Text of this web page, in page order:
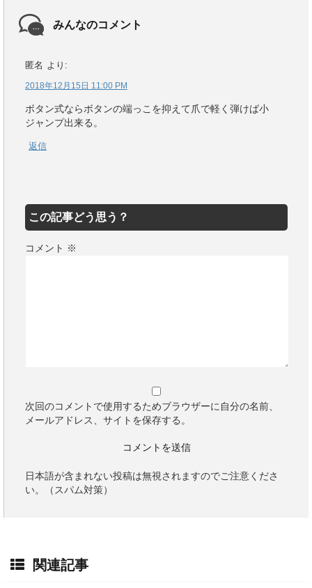
みんなのコメント
匿名 より:
2018年12月15日 11:00 PM
ボタン式ならボタンの端っこを抑えて爪で軽く弾けば小
ジャンプ出来る。
返信
この記事どう思う？
コメント ※
次回のコメントで使用するためブラウザーに自分の名前、
メールアドレス、サイトを保存する。
日本語が含まれない投稿は無視されますのでご注意くださ
い。（スパム対策）
関連記事